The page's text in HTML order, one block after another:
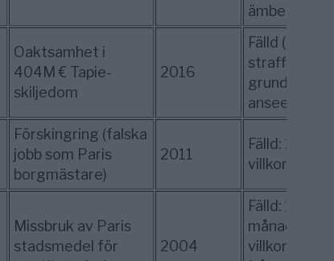
Oaktsamhet i
404M € Tapie-
skiljedom
2016
Fälld (inget
straff på
grund av
anseende”)
Förskingring (falska
jobb som Paris
borgmästare)
2011
Fälld: 2 års
villkorlig
Missbruk av Paris
stadsmedel för
2004
Fälld: 14
månaders
villkorlig